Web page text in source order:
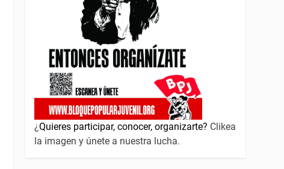
¿Quieres participar, conocer, organizarte? Clikea
la imagen y únete a nuestra lucha.